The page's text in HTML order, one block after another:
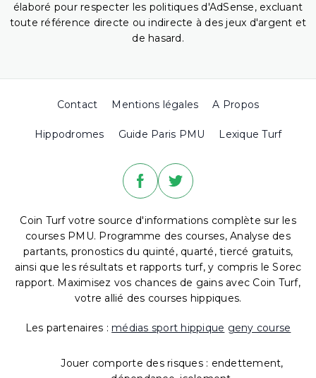
élaboré pour respecter les politiques d'AdSense, excluant
toute référence directe ou indirecte à des jeux d'argent et
de hasard.
Contact Mentions légales A Propos
Hippodromes Guide Paris PMU Lexique Turf
Coin Turf votre source d'informations complète sur les
courses PMU. Programme des courses, Analyse des
partants, pronostics du quinté, quarté, tiercé gratuits,
ainsi que les résultats et rapports turf, y compris le Sorec
rapport. Maximisez vos chances de gains avec Coin Turf,
votre allié des courses hippiques.
Les partenaires : médias sport hippique geny course
Jouer comporte des risques : endettement,